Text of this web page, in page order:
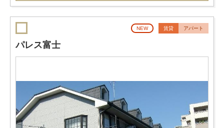
NEW 賃貸 アパート
パレス富士